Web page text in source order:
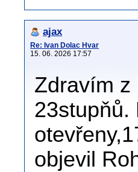
ajax
Re: Ivan Dolac Hvar
15. 06. 2026 17:57
Zdravím z
23stupňů.
objevil